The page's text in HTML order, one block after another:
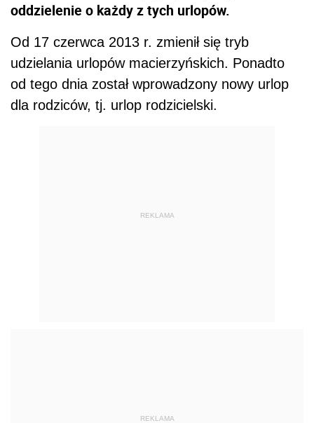
oddzielenie o każdy z tych urlopów.
Od 17 czerwca 2013 r. zmienił się tryb
udzielania urlopów macierzyńskich. Ponadto
od tego dnia został wprowadzony nowy urlop
dla rodziców, tj. urlop rodzicielski.
REKLAMA
REKLAMA